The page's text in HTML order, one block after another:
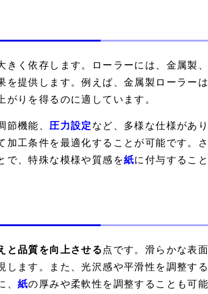
く依存します。ローラーには、金属製
提供します。例えば、金属製ローラー
りを得るのに適しています。
節機能、 圧力設定 など、多様な仕様があり
工条件を最適化することが可能です。さ
で、特殊な模様や質感を紙に付与するこ
と品質を向上させる 点です。滑らかな表
ます。また、光沢感や平滑性を調整す
、 紙の厚みや柔軟性を調整することも可